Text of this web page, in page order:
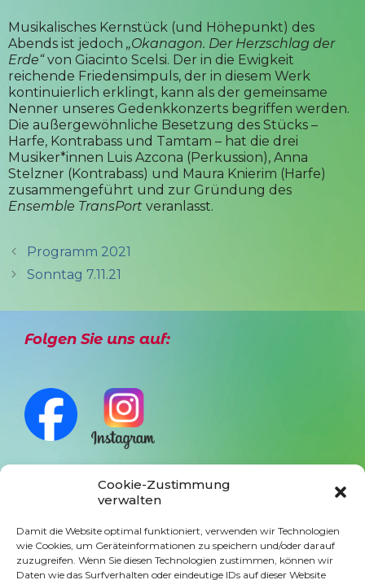
Cookie-Zustimmung
verwalten
Damit die Website optimal funktioniert, verwenden wir Technologien
wie Cookies, um Geräteinformationen zu speichern und/oder darauf
zuzugreifen. Wenn Sie diesen Technologien zustimmen, können wir
Daten wie das Surfverhalten oder eindeutige IDs auf dieser Website
Musikalisches Kernstück (und Höhepunkt) des
Abends ist jedoch „Okanagon. Der Herzschlag der
Erde“von Giacinto Scelsi. Der in die Ewigkeit
reichende Friedensimpuls, der in diesem Werk
kontinuierlich erklingt, kann als der gemeinsame
Nenner unseres Gedenkkonzerts begriffen werden.
Die außergewöhnliche Besetzung des Stücks –
Harfe, Kontrabass und Tamtam – hat die drei
Musiker*innen Luis Azcona (Perkussion), Anna
Stelzner (Kontrabass) und Maura Knierim (Harfe)
zusammengeführt und zur Gründung des
Ensemble TransPort veranlasst.
Programm 2021
Sonntag 7.11.21
Folgen Sie uns auf:
Anmeldung Newsletter